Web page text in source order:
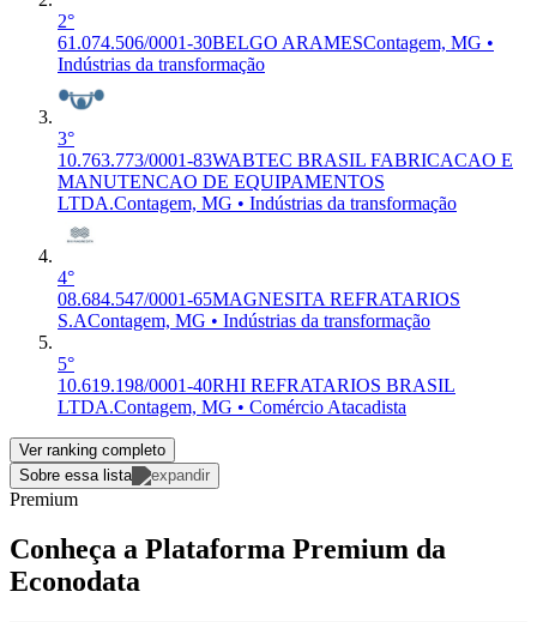
2°
61.074.506/0001-30BELGO ARAMESContagem, MG •
Indústrias da transformação
3°
10.763.773/0001-83WABTEC BRASIL FABRICACAO E
MANUTENCAO DE EQUIPAMENTOS
LTDA.Contagem, MG • Indústrias da transformação
4°
08.684.547/0001-65MAGNESITA REFRATARIOS
S.AContagem, MG • Indústrias da transformação
5°
10.619.198/0001-40RHI REFRATARIOS BRASIL
LTDA.Contagem, MG • Comércio Atacadista
Ver ranking completo
Sobre essa lista
Premium
Conheça a Plataforma Premium da
Econodata